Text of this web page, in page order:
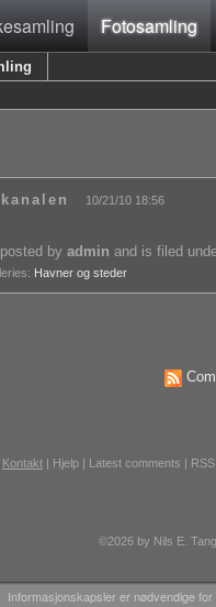
Fotosamling
10/21/10 18:56
by admin and is filed
Havner og steder
Kontakt | Hjelp | Latest comments |
©2026 by Nils E.
Informasjonskapsler er nødvendige